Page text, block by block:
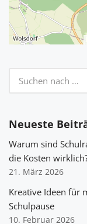
Neueste
Warum sind
die Kosten
21. März 2026
Kreative Ideen für
Schulpause
10. Februar 2026